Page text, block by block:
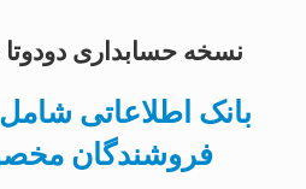
نسخه حسابداری
بانک اطلاعاتی
فروشندگان